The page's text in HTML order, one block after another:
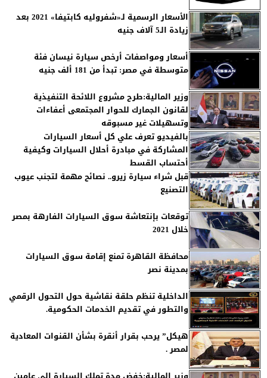
الأسعار الرسمية لـ«شفروليه كابتيفا» 2021 بعد
زيادة الـ5 آلاف جنيه
أسعار ومواصفات أرخص سيارة نيسان فئة
متوسطة في مصر: تبدأ من 181 ألف جنيه
وزير المالية:طرح مشروع اللائحة التنفيذية
لقانون الجمارك للحوار المجتمعى أعفاءات
وتسهيلات غير مسبوقه
بالفيديو تعرف علي كل أسعار السيارات
المشاركة في مبادرة أحلال السيارات وكيفية
أحتساب القسط
قبل شراء سيارة زيرو.. نصائح مهمة لتجنب عيوب
التصنيع
توقعات بإنتعاشة سوق السيارات الفارهة بمصر
خلال 2021
محافظة القاهرة تمنع إقامة سوق السيارات
بمدينة نصر
الداخلية تنظم حلقة نقاشية حول التحول الرقمي
والتطور في تقديم الخدمات الحكومية.
هيكل” يرحب بقرار أنقرة بشأن القنوات المعادية
لمصر .